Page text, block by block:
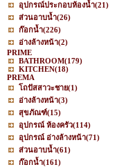
อุปกรณ์ประกอบห้องน้ำ(21)
ส่วนอาบน้ำ(26)
ก๊อกน้ำ(226)
อ่างล้างหน้า(2)
PRIME
BATHROOM(179)
KITCHEN(18)
PREMA
โถปัสสาวะชาย(1)
อ่างล้างหน้า(3)
สุขภัณฑ์(15)
อุปกรณ์ ห้องครัว(114)
อุปกรณ์ อ่างล้างหน้า(71)
ส่วนอาบน้ำ(61)
ก๊อกน้ำ(161)